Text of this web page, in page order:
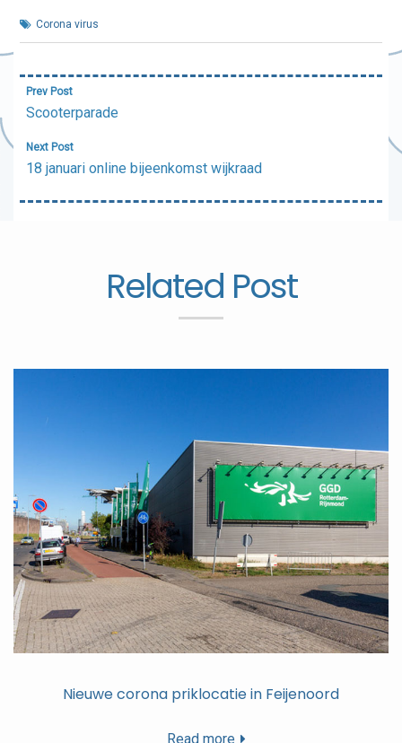
Corona virus
Bericht
navigatie
Prev Post
Scooterparade
Next Post
18 januari online bijeenkomst wijkraad
Related Post
Nieuwe corona priklocatie in Feijenoord
Read more